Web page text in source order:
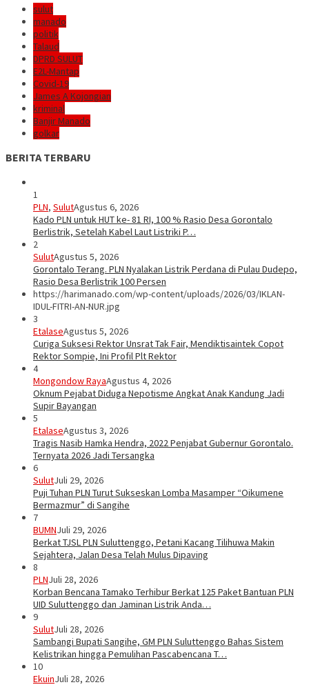
sulut
manado
politik
Talaud
DPRD SULUT
E2L-Mantap
Covid-19
James A Kojongian
kriminal
Banjir Manado
golkar
BERITA TERBARU
1
PLN, SulutAgustus 6, 2026
Kado PLN untuk HUT ke- 81 RI, 100 % Rasio Desa Gorontalo
Berlistrik, Setelah Kabel Laut Listriki P…
2
SulutAgustus 5, 2026
Gorontalo Terang. PLN Nyalakan Listrik Perdana di Pulau Dudepo,
Rasio Desa Berlistrik 100 Persen
https://harimanado.com/wp-content/uploads/2026/03/IKLAN-
IDUL-FITRI-AN-NUR.jpg
3
EtalaseAgustus 5, 2026
Curiga Suksesi Rektor Unsrat Tak Fair, Mendiktisaintek Copot
Rektor Sompie, Ini Profil Plt Rektor
4
Mongondow RayaAgustus 4, 2026
Oknum Pejabat Diduga Nepotisme Angkat Anak Kandung Jadi
Supir Bayangan
5
EtalaseAgustus 3, 2026
Tragis Nasib Hamka Hendra, 2022 Penjabat Gubernur Gorontalo.
Ternyata 2026 Jadi Tersangka
6
SulutJuli 29, 2026
Puji Tuhan PLN Turut Sukseskan Lomba Masamper “Oikumene
Bermazmur” di Sangihe
7
BUMNJuli 29, 2026
Berkat TJSL PLN Suluttenggo, Petani Kacang Tilihuwa Makin
Sejahtera, Jalan Desa Telah Mulus Dipaving
8
PLNJuli 28, 2026
Korban Bencana Tamako Terhibur Berkat 125 Paket Bantuan PLN
UID Suluttenggo dan Jaminan Listrik Anda…
9
SulutJuli 28, 2026
Sambangi Bupati Sangihe, GM PLN Suluttenggo Bahas Sistem
Kelistrikan hingga Pemulihan Pascabencana T…
10
EkuinJuli 28, 2026